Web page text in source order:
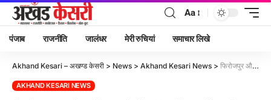
Aa
पंजाब राजनीति जालंधर मेरी रुचियां समाचार लिखे
Akhand Kesari – अखण्ड केसरी > News > Akhand Kesari News > फिरोजपुर और मोगा कोर्ट कॉम्पलैक्स में मची अफरातफरी : बम से उड़ाने की धमकी; सेशन जज को भेजी मेल, कोर्ट कॉम्पलैक्स को खाली कराया,पुलिस जांच में जुटी
AKHAND KESARI NEWS